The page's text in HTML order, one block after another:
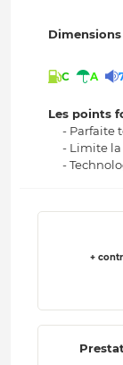
Dimensions
C A
Les points
- Parfaite
- Limite
-
+